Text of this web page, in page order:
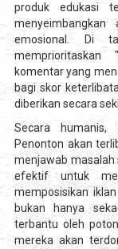
produk edukasi
emosional. Di
memprioritaskan
komentar yang
bagi skor
diberikan secara
Secara humanis,
Penonton akan
menjawab masalah
efektif untuk
memposisikan
bukan hanya
terbantu oleh
mereka akan